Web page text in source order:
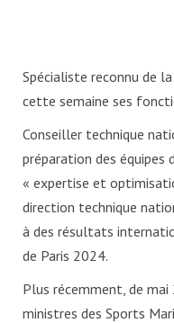
Spécialiste reconnu de
cette semaine ses
Conseiller technique
préparation des équipes
« expertise et
direction technique
à des résultats
de Paris 2024.
Plus récemment, de
ministres des Sports